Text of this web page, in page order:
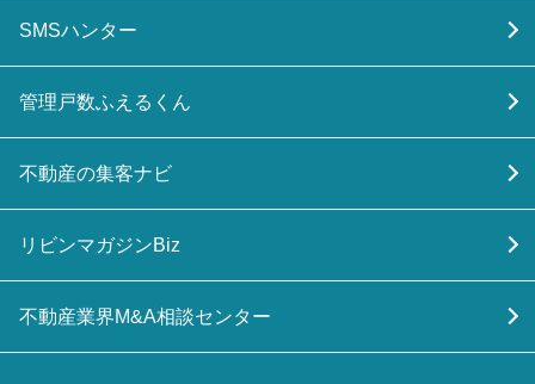
SMSハンター
管理戸数ふえるくん
不動産の集客ナビ
リビンマガジンBiz
不動産業界M&A相談センター